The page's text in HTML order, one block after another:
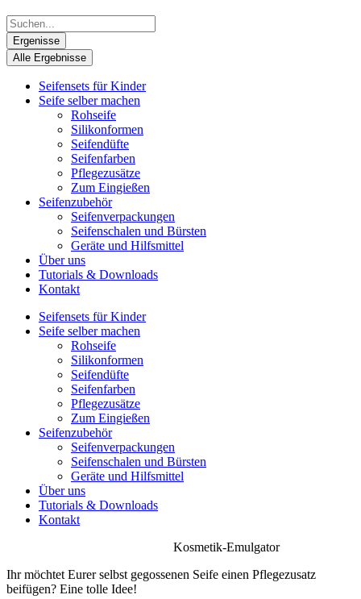
Ergenisse
Alle Ergebnisse
Seifensets für Kinder
Seife selber machen
Rohseife
Silikonformen
Seifendüfte
Seifenfarben
Pflegezusätze
Zum Eingießen
Seifenzubehör
Seifenverpackungen
Seifenschalen und Bürsten
Geräte und Hilfsmittel
Über uns
Tutorials & Downloads
Kontakt
Seifensets für Kinder
Seife selber machen
Rohseife
Silikonformen
Seifendüfte
Seifenfarben
Pflegezusätze
Zum Eingießen
Seifenzubehör
Seifenverpackungen
Seifenschalen und Bürsten
Geräte und Hilfsmittel
Über uns
Tutorials & Downloads
Kontakt
Kosmetik-Emulgator
Ihr möchtet Eurer selbst gegossenen Seife einen Pflegezusatz
beifügen? Eine tolle Idee!